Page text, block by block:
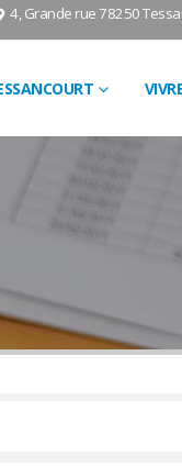
4, Grande rue 78250